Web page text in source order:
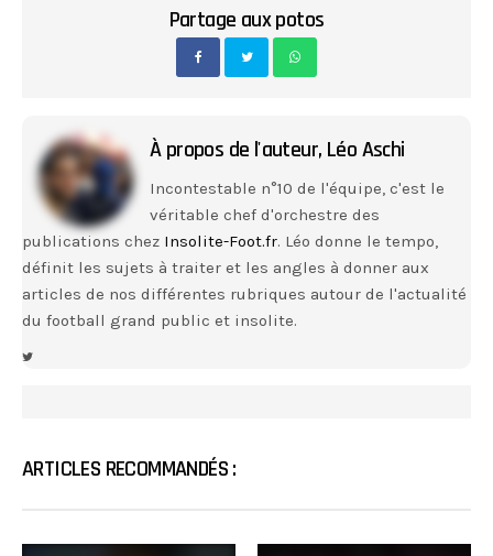
Partage aux potos
À propos de l'auteur, Léo Aschi
Incontestable n°10 de l'équipe, c'est le
véritable chef d'orchestre des
publications chez Insolite-Foot.fr. Léo donne le tempo,
définit les sujets à traiter et les angles à donner aux
articles de nos différentes rubriques autour de l'actualité
du football grand public et insolite.
ARTICLES RECOMMANDÉS :